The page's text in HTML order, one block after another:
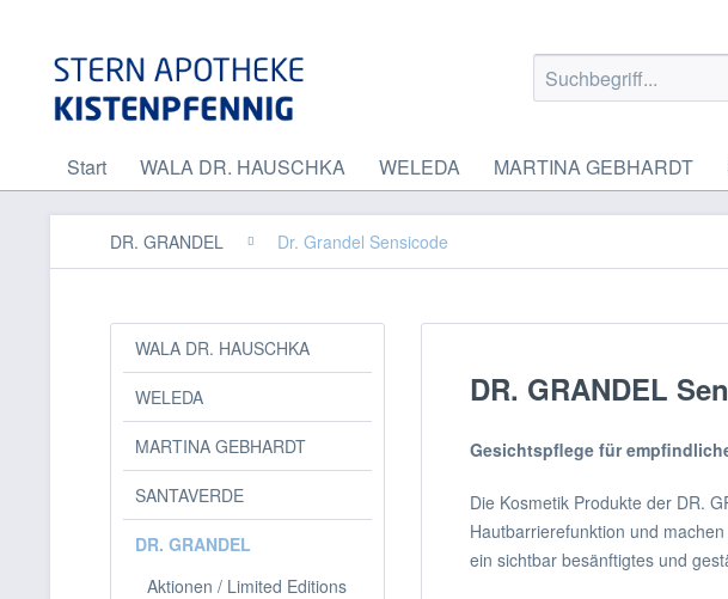
Start WALA DR. HAUSCHKA WELEDA MARTINA GEBHARDT
DR. GRANDEL Dr. Grandel Sensicode
WALA DR. HAUSCHKA
WELEDA
MARTINA GEBHARDT
SANTAVERDE
DR. GRANDEL
Aktionen / Limited Editions
DR. GRANDEL
Gesichtspflege für
Die Kosmetik Produkte der DR.
Hautbarrierefunktion und
ein sichtbar besänftigtes und